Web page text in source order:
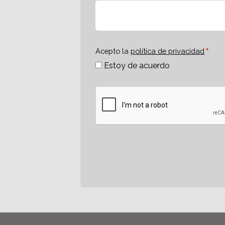
Acepto la política de privacidad
Estoy de acuerdo